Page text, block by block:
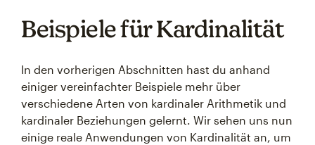
Beispiele für Kardinalität
In den vorherigen Abschnitten hast du anhand
einiger vereinfachter Beispiele mehr über
verschiedene Arten von kardinaler Arithmetik und
kardinaler Beziehungen gelernt. Wir sehen uns nun
einige reale Anwendungen von Kardinalität an, um